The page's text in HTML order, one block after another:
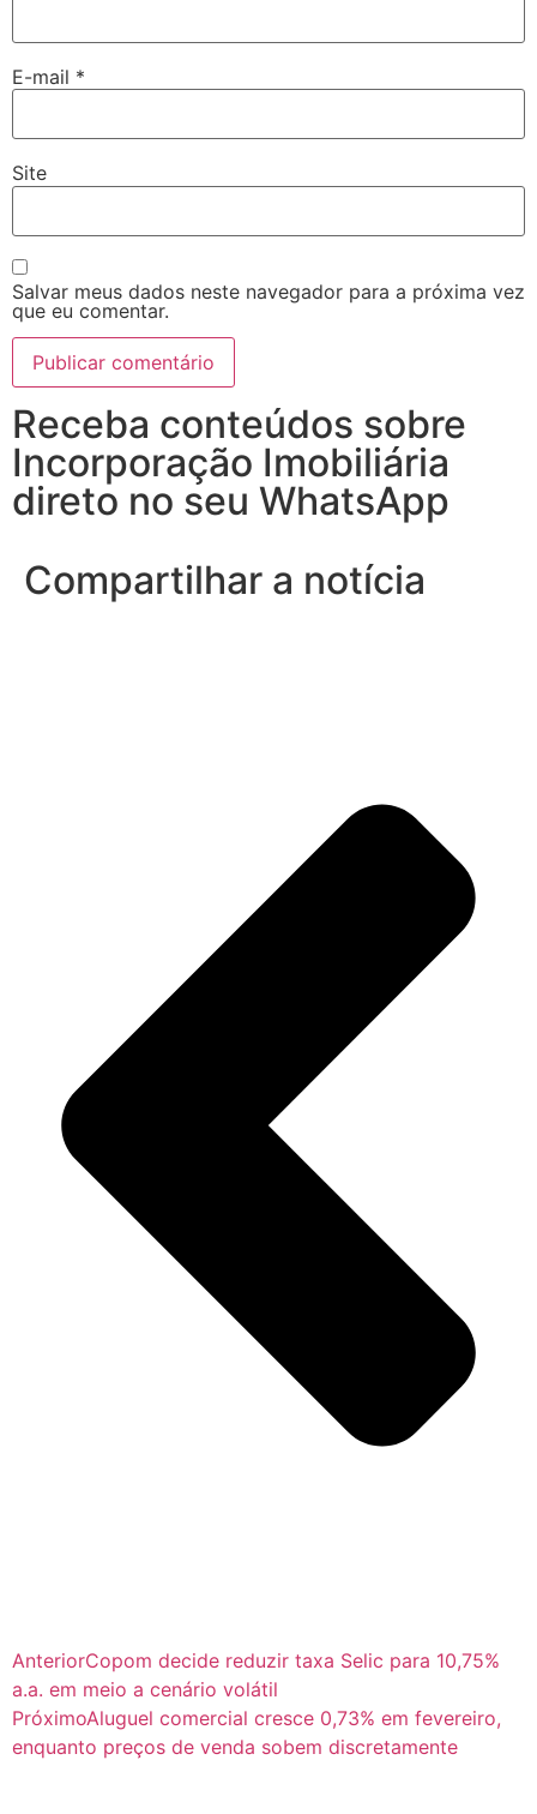
E-mail *
Site
Salvar meus dados neste navegador para a próxima vez
que eu comentar.
Receba conteúdos sobre
Incorporação Imobiliária
direto no seu WhatsApp
Compartilhar a notícia
AnteriorCopom decide reduzir taxa Selic para 10,75%
a.a. em meio a cenário volátil
PróximoAluguel comercial cresce 0,73% em fevereiro,
enquanto preços de venda sobem discretamente